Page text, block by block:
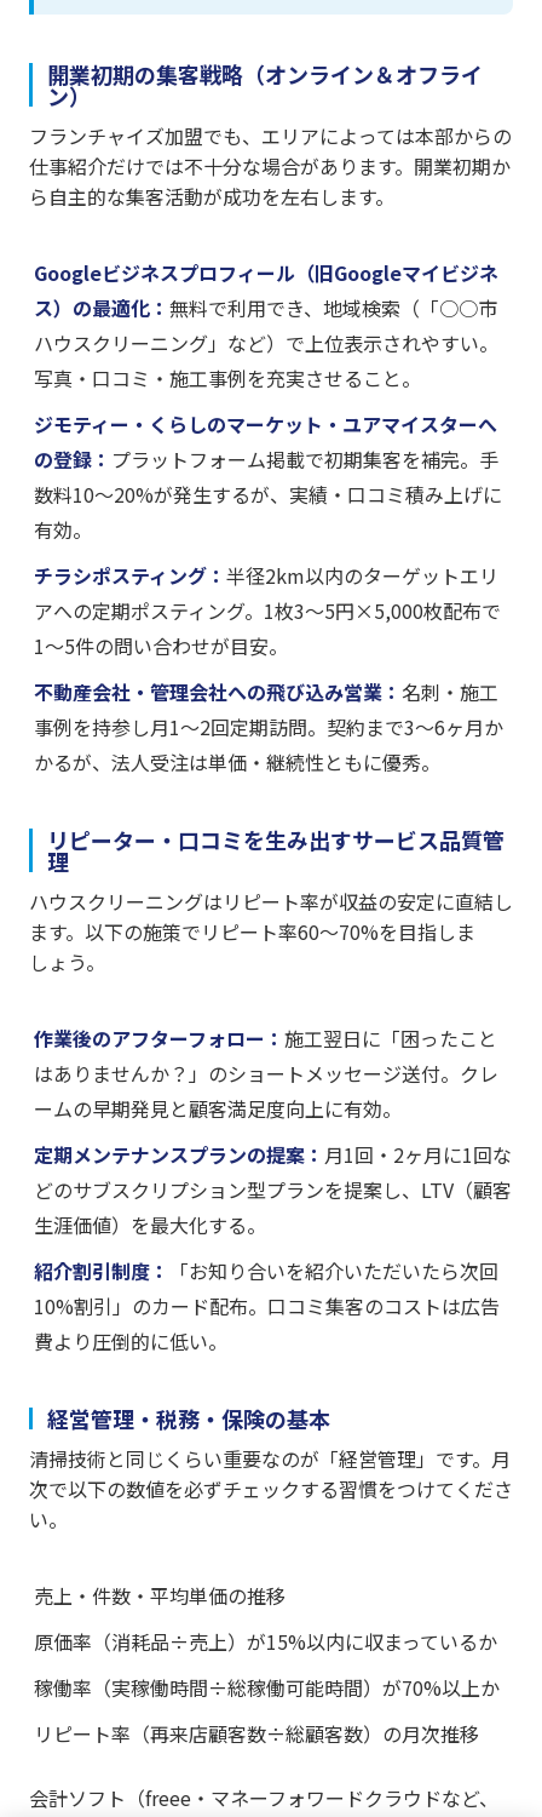
開業初期の集客戦略（オンライン＆オフライ
ン）
フランチャイズ加盟でも、エリアによっては本部からの
仕事紹介だけでは不十分な場合があります。開業初期か
ら自主的な集客活動が成功を左右します。
Googleビジネスプロフィール（旧Googleマイビジネ
ス）の最適化： 無料で利用でき、地域検索（「○○市
ハウスクリーニング」など）で上位表示されやすい。
写真・口コミ・施工事例を充実させること。
ジモティー・くらしのマーケット・ユアマイスターへ
の登録： プラットフォーム掲載で初期集客を補完。手
数料10〜20%が発生するが、実績・口コミ積み上げに
有効。
チラシポスティング： 半径2km以内のターゲットエリ
アへの定期ポスティング。1枚3〜5円×5,000枚配布で
1〜5件の問い合わせが目安。
不動産会社・管理会社への飛び込み営業： 名刺・施工
事例を持参し月1〜2回定期訪問。契約まで3〜6ヶ月か
かるが、法人受注は単価・継続性ともに優秀。
リピーター・口コミを生み出すサービス品質管
理
ハウスクリーニングはリピート率が収益の安定に直結し
ます。以下の施策でリピート率60〜70%を目指しま
しょう。
作業後のアフターフォロー： 施工翌日に「困ったこと
はありませんか？」のショートメッセージ送付。クレ
ームの早期発見と顧客満足度向上に有効。
定期メンテナンスプランの提案： 月1回・2ヶ月に1回な
どのサブスクリプション型プランを提案し、LTV（顧客
生涯価値）を最大化する。
紹介割引制度：
「お知り合いを紹介いただいたら次回
10%割引」のカード配布。口コミ集客のコストは広告
費より圧倒的に低い。
経営管理・税務・保険の基本
清掃技術と同じくらい重要なのが「経営管理」です。月
次で以下の数値を必ずチェックする習慣をつけてくださ
い。
売上・件数・平均単価の推移
原価率（消耗品÷売上）が15%以内に収まっているか
稼働率（実稼働時間÷総稼働可能時間）が70%以上か
リピート率（再来店顧客数÷総顧客数）の月次推移
会計ソフト（freee・マネーフォワードクラウドなど、